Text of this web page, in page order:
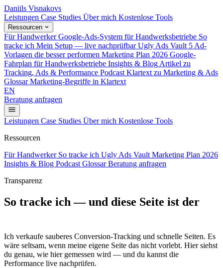
Daniils Visnakovs
Leistungen Case Studies Über mich Kostenlose Tools
Ressourcen
Für Handwerker Google-Ads-System für Handwerksbetriebe So
tracke ich Mein Setup — live nachprüfbar Ugly Ads Vault 5 Ad-
Vorlagen die besser performen Marketing Plan 2026 Google-
Fahrplan für Handwerksbetriebe Insights & Blog Artikel zu
Tracking, Ads & Performance Podcast Klartext zu Marketing & Ads
Glossar Marketing-Begriffe in Klartext
EN
Beratung anfragen
Leistungen Case Studies Über mich Kostenlose Tools
Ressourcen
Für Handwerker So tracke ich Ugly Ads Vault Marketing Plan 2026
Insights & Blog Podcast GlossarBeratung anfragen
Transparenz
So tracke ich — und diese Seite ist der
Ich verkaufe sauberes Conversion-Tracking und schnelle Seiten. Es
wäre seltsam, wenn meine eigene Seite das nicht vorlebt. Hier siehst
du genau, wie hier gemessen wird — und du kannst die
Performance live nachprüfen.